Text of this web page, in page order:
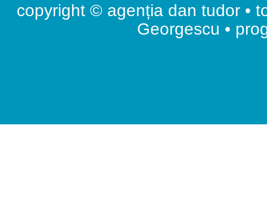
copyright © agenția dan tudor •
Georgescu •